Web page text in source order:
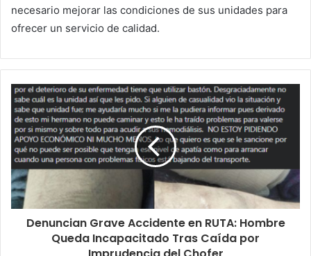
necesario mejorar las condiciones de sus unidades para
ofrecer un servicio de calidad.
Denuncian Grave Accidente en RUTA: Hombre
Queda Incapacitado Tras Caída por